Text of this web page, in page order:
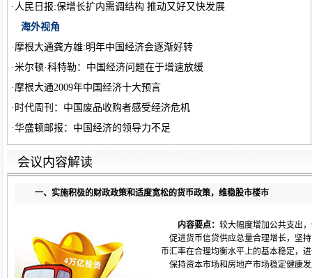
· 人民日报:保增长扩内需调结构 推动又好又快发展
海外视角
· 摩根大通龚方雄:明年中国经济会逐渐好转
·米尔顿·科特勒：中国经济问题在于增速放缓
· 摩根大通2009年中国经济十大预言
· 时代周刊：中国废品收购者感受经济危机
·华盛顿邮报：中国经济的领导力不足
会议内容解读
一、实施积极的财政政策和适度宽松的货币政策，维稳股市楼市
内容要点： 较大幅度增加公共支出
促进货币信贷供应总量合理增长，坚
币汇率在合理均衡水平上的基本稳定，
保持资本市场和房地产市场稳定健康